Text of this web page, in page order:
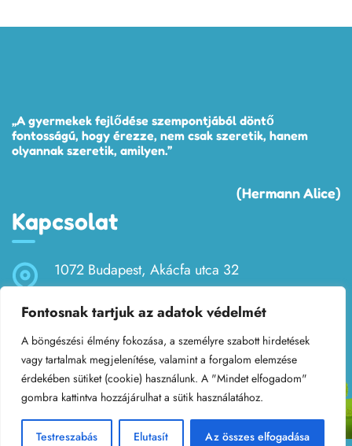
Fontosnak tartjuk az adatok védelmét
A böngészési élmény fokozása, a személyre szabott hirdetések
vagy tartalmak megjelenítése, valamint a forgalom elemzése
érdekében sütiket (cookie) használunk. A "Mindet elfogadom"
gombra kattintva hozzájárulhat a sütik használatához.
Testreszabás Elutasít Az összes elfogadása
„A gyermekek fejlődése szempontjából döntő
fontosságú, hogy érezze, nem csak szeretik, hanem
olyannak szeretik, amilyen.”
(Hermann Alice)
Kapcsolat
1072 Budapest, Akácfa utca 32
bobitaovoda32@gmail.com
+36 (1) 321-3675